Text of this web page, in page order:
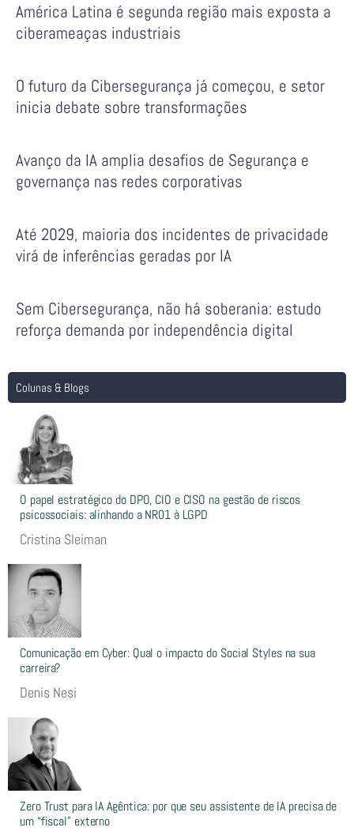
América Latina é segunda região mais exposta a
ciberameaças industriais
O futuro da Cibersegurança já começou, e setor
inicia debate sobre transformações
Avanço da IA amplia desafios de Segurança e
governança nas redes corporativas
Até 2029, maioria dos incidentes de privacidade
virá de inferências geradas por IA
Sem Cibersegurança, não há soberania: estudo
reforça demanda por independência digital
Colunas & Blogs
O papel estratégico do DPO, CIO e CISO na gestão de riscos
psicossociais: alinhando a NR01 à LGPD
Cristina Sleiman
Comunicação em Cyber: Qual o impacto do Social Styles na sua
carreira?
Denis Nesi
Zero Trust para IA Agêntica: por que seu assistente de IA precisa de
um “fiscal” externo